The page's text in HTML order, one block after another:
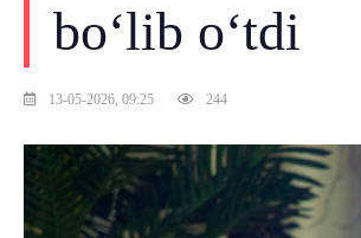
bo‘lib o‘tdi
13-05-2026, 09:25 244